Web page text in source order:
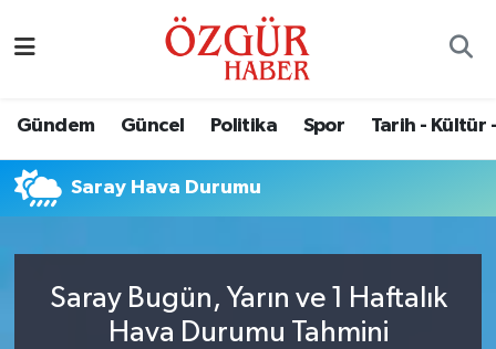
Gündem Güncel Politika Spor Tarih - Kültür
Saray Hava Durumu
Saray Bugün, Yarın ve 1 Haftalık
Hava Durumu Tahmini
Eğitim
Ekonomi
Güncel
Nöbetçi Eczaneler
Namaz Vakitleri
Trafik Durumu
Süper Lig Puan Durumu ve Fikstür